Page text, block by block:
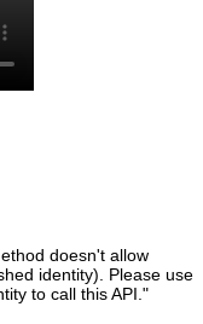
doesn't allow
identity). Please use
to call this API."